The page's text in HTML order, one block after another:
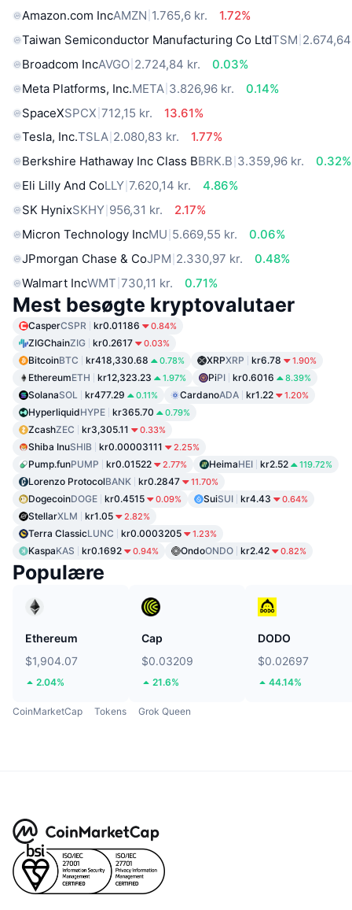
Amazon.com IncAMZN 1.765,6 kr.
1.72%
Taiwan Semiconductor Manufacturing Co LtdTSM
Broadcom IncAVGO 2.724,84 kr.
0.03%
Meta Platforms, Inc.META 3.826,96 kr.
0.14%
SpaceXSPCX 712,15 kr.
13.61%
Tesla, Inc.TSLA 2.080,83 kr.
1.77%
Berkshire Hathaway Inc Class BBRK.B 3.359,96 kr.
0.32%
Eli Lilly And CoLLY 7.620,14 kr.
4.86%
SK HynixSKHY 956,31 kr.
2.17%
Micron Technology IncMU 5.669,55 kr.
0.06%
JPmorgan Chase & CoJPM 2.330,97 kr.
0.48%
Walmart IncWMT 730,11 kr. 0.71%
Mest besøgte kryptovalutaer
CasperCSPR kr0.01186 0.84%
ZIGChainZIG kr0.2617 0.03%
BitcoinBTC kr418,330.68 0.78% XRPXRP kr6.78 1.90%
EthereumETH kr12,323.23 1.97% PiPI kr0.6016 8.39%
SolanaSOL kr477.29 0.11% CardanoADA kr1.22 1.20%
HyperliquidHYPE kr365.70 0.79%
ZcashZEC kr3,305.11 0.33%
Shiba InuSHIB kr0.00003111 2.25%
Pump.funPUMP kr0.01522 2.77% HeimaHEI kr2.52 119.72%
Lorenzo ProtocolBANK kr0.2847 11.70%
DogecoinDOGE kr0.4515 0.09% SuiSUI kr4.43 0.64%
StellarXLM kr1.05 2.82%
Terra ClassicLUNC kr0.0003205 1.23%
KaspaKAS kr0.1692 0.94% OndoONDO kr2.42 0.82%
Populære
Ethereum
$1,904.07
2.04%
Cap
$0.03209
21.6%
DODO
$0.02697
44.14%
CoinMarketCap Tokens Grok Queen